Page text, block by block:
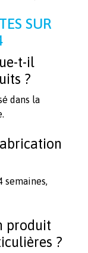
SUR
t-il
?
dans la
semaines,
produit
?